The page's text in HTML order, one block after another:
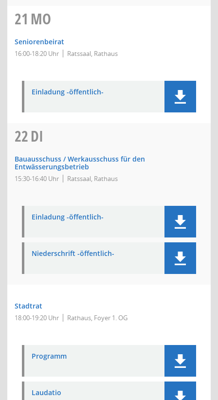
21 MO
Seniorenbeirat
16:00-18:20 Uhr Ratssaal, Rathaus
Einladung -öffentlich-
22DI
Bauausschuss / Werkausschuss für den
Entwässerungsbetrieb
15:30-16:40 Uhr Ratssaal, Rathaus
Einladung -öffentlich-
Niederschrift -öffentlich-
Stadtrat
18:00-19:20 Uhr Rathaus, Foyer 1. OG
Programm
Laudatio